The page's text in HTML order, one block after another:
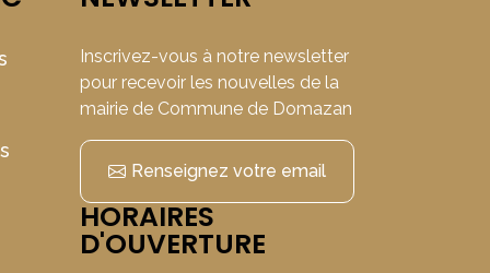
Inscrivez-vous à notre newsletter
pour recevoir les nouvelles de la
mairie de Commune de Domazan
Renseignez votre email
HORAIRES
D'OUVERTURE